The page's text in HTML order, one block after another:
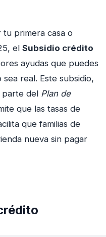
tu primera casa o
el Subsidio crédito
ayudas que puedes
real. Este subsidio,
parte del Plan de
que las tasas de
que familias de
nueva sin pagar